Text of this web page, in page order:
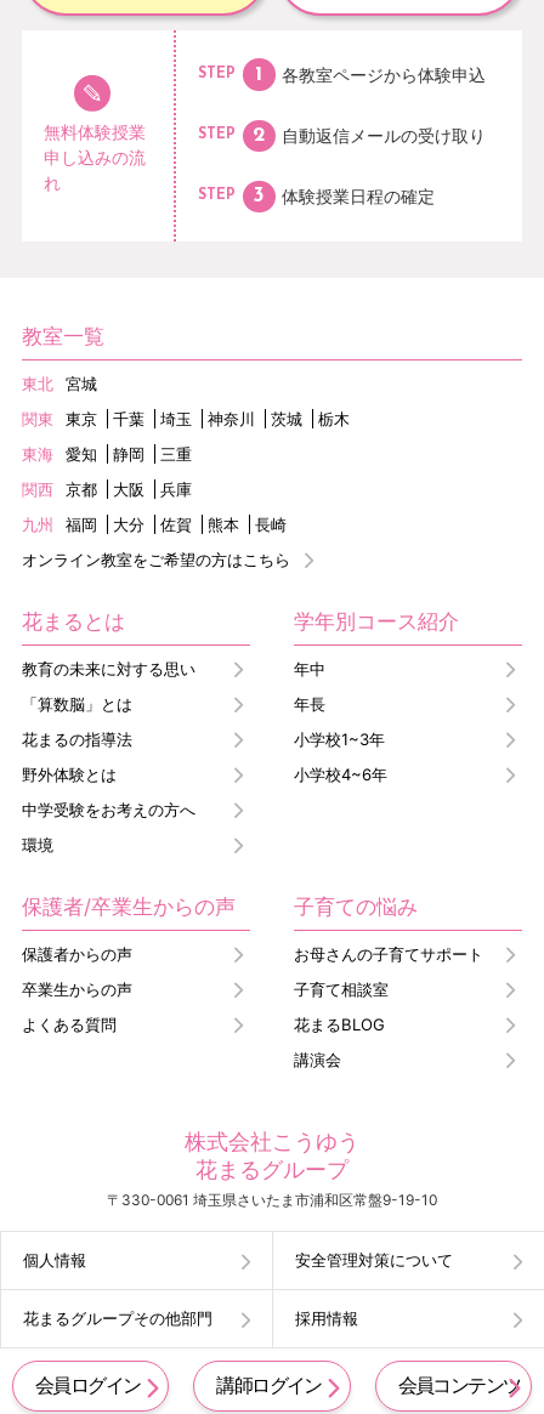
無料体験授業
申し込みの流
れ
STEP 各教室ページから体験申込
STEP 自動返信メールの受け取り
STEP 体験授業日程の確定
教室一覧
東北
宮城
関東
東京 千葉 埼玉 神奈川 茨城
栃木
東海
愛知 静岡
三重
関西
京都 大阪
兵庫
九州
福岡 大分 佐賀 熊本
長崎
オンライン教室をご希望の方はこちら
花まるとは
教育の未来に対する思い
「算数脳」とは
花まるの指導法
野外体験とは
中学受験をお考えの方へ
環境
学年別コース紹介
年中
年長
小学校1~3年
小学校4~6年
保護者/卒業生からの声
保護者からの声
卒業生からの声
よくある質問
子育ての悩み
お母さんの子育てサポート
子育て相談室
花まるBLOG
講演会
株式会社こうゆう
花まるグループ
〒330-0061 埼玉県さいたま市浦和区常盤9-19-10
個人情報 安全管理対策について
花まるグループその他部門 採用情報
会員ログイン 講師ログイン 会員コンテンツ